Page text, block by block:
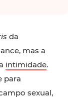
da
mas a
intimidade.
para
sexual,